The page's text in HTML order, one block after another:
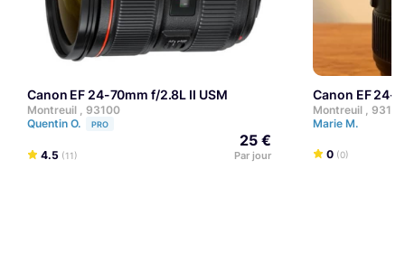
Canon EF 24-70mm f/2.8L II USM
Montreuil , 93100
Quentin O.
PRO
4.5 (11)
25 €
Par jour
Canon EF
Montreuil ,
Marie M.
0 (0)